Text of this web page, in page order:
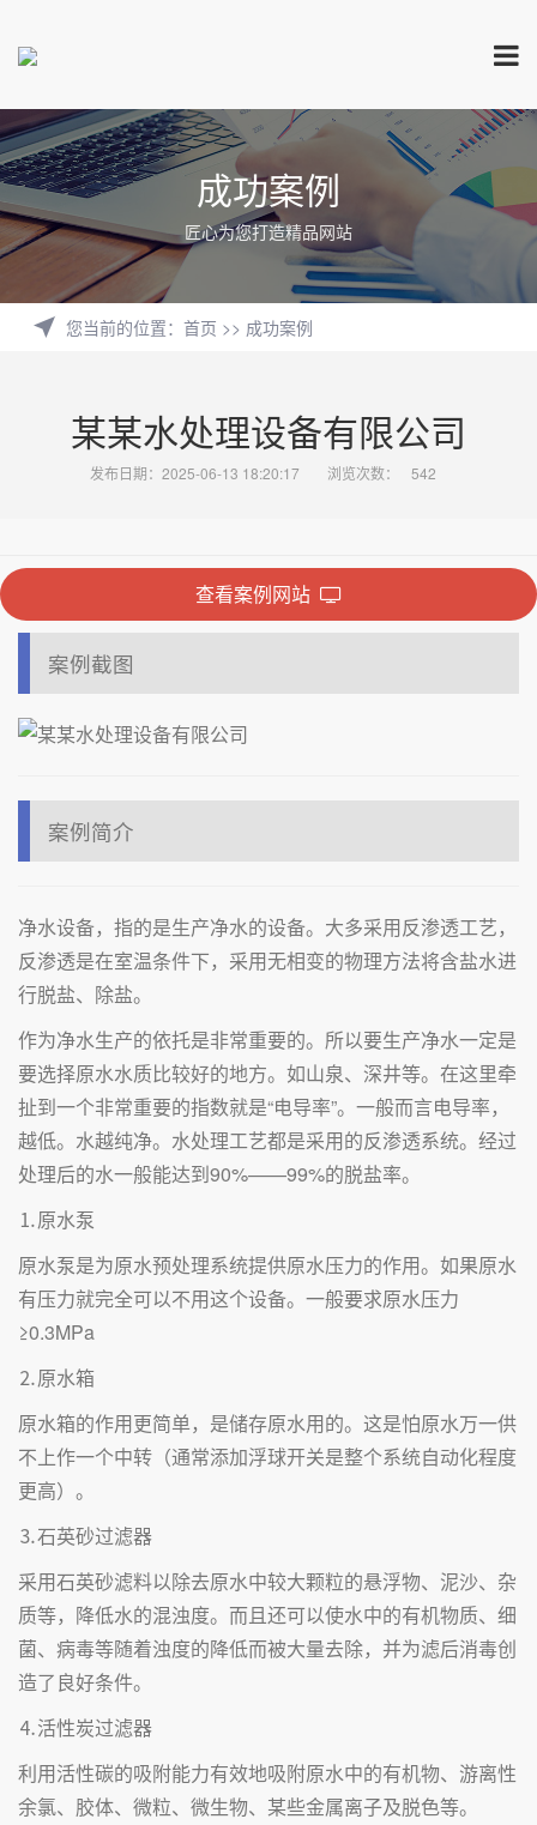
成功案例
匠心为您打造精品网站
您当前的位置： 首页 >> 成功案例
某某水处理设备有限公司
发布日期：2025-06-13 18:20:17 浏览次数： 542
查看案例网站
案例截图
案例简介
净水设备，指的是生产净水的设备。大多采用反渗透工艺，
反渗透是在室温条件下，采用无相变的物理方法将含盐水进
行脱盐、除盐。
作为净水生产的依托是非常重要的。所以要生产净水一定是
要选择原水水质比较好的地方。如山泉、深井等。在这里牵
扯到一个非常重要的指数就是“电导率”。一般而言电导率，
越低。水越纯净。水处理工艺都是采用的反渗透系统。经过
处理后的水一般能达到90%——99%的脱盐率。
⒈原水泵
原水泵是为原水预处理系统提供原水压力的作用。如果原水
有压力就完全可以不用这个设备。一般要求原水压力
≥0.3MPa
⒉原水箱
原水箱的作用更简单，是储存原水用的。这是怕原水万一供
不上作一个中转（通常添加浮球开关是整个系统自动化程度
更高）。
⒊石英砂过滤器
采用石英砂滤料以除去原水中较大颗粒的悬浮物、泥沙、杂
质等，降低水的混浊度。而且还可以使水中的有机物质、细
菌、病毒等随着浊度的降低而被大量去除，并为滤后消毒创
造了良好条件。
⒋活性炭过滤器
利用活性碳的吸附能力有效地吸附原水中的有机物、游离性
余氯、胶体、微粒、微生物、某些金属离子及脱色等。